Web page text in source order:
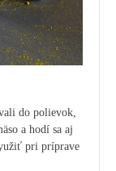
do polievok,
a hodí sa aj
pri príprave